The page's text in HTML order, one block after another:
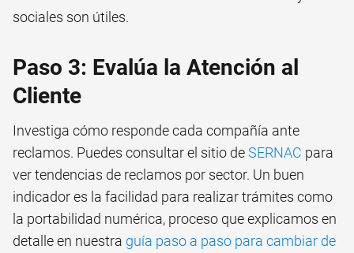
sociales son útiles.
Paso 3: Evalúa la Atención al
Cliente
Investiga cómo responde cada compañía ante
reclamos. Puedes consultar el sitio deSERNAC para
ver tendencias de reclamos por sector. Un buen
indicador es la facilidad para realizar trámites como
la portabilidad numérica, proceso que explicamos en
detalle en nuestra guía paso a paso para cambiar de